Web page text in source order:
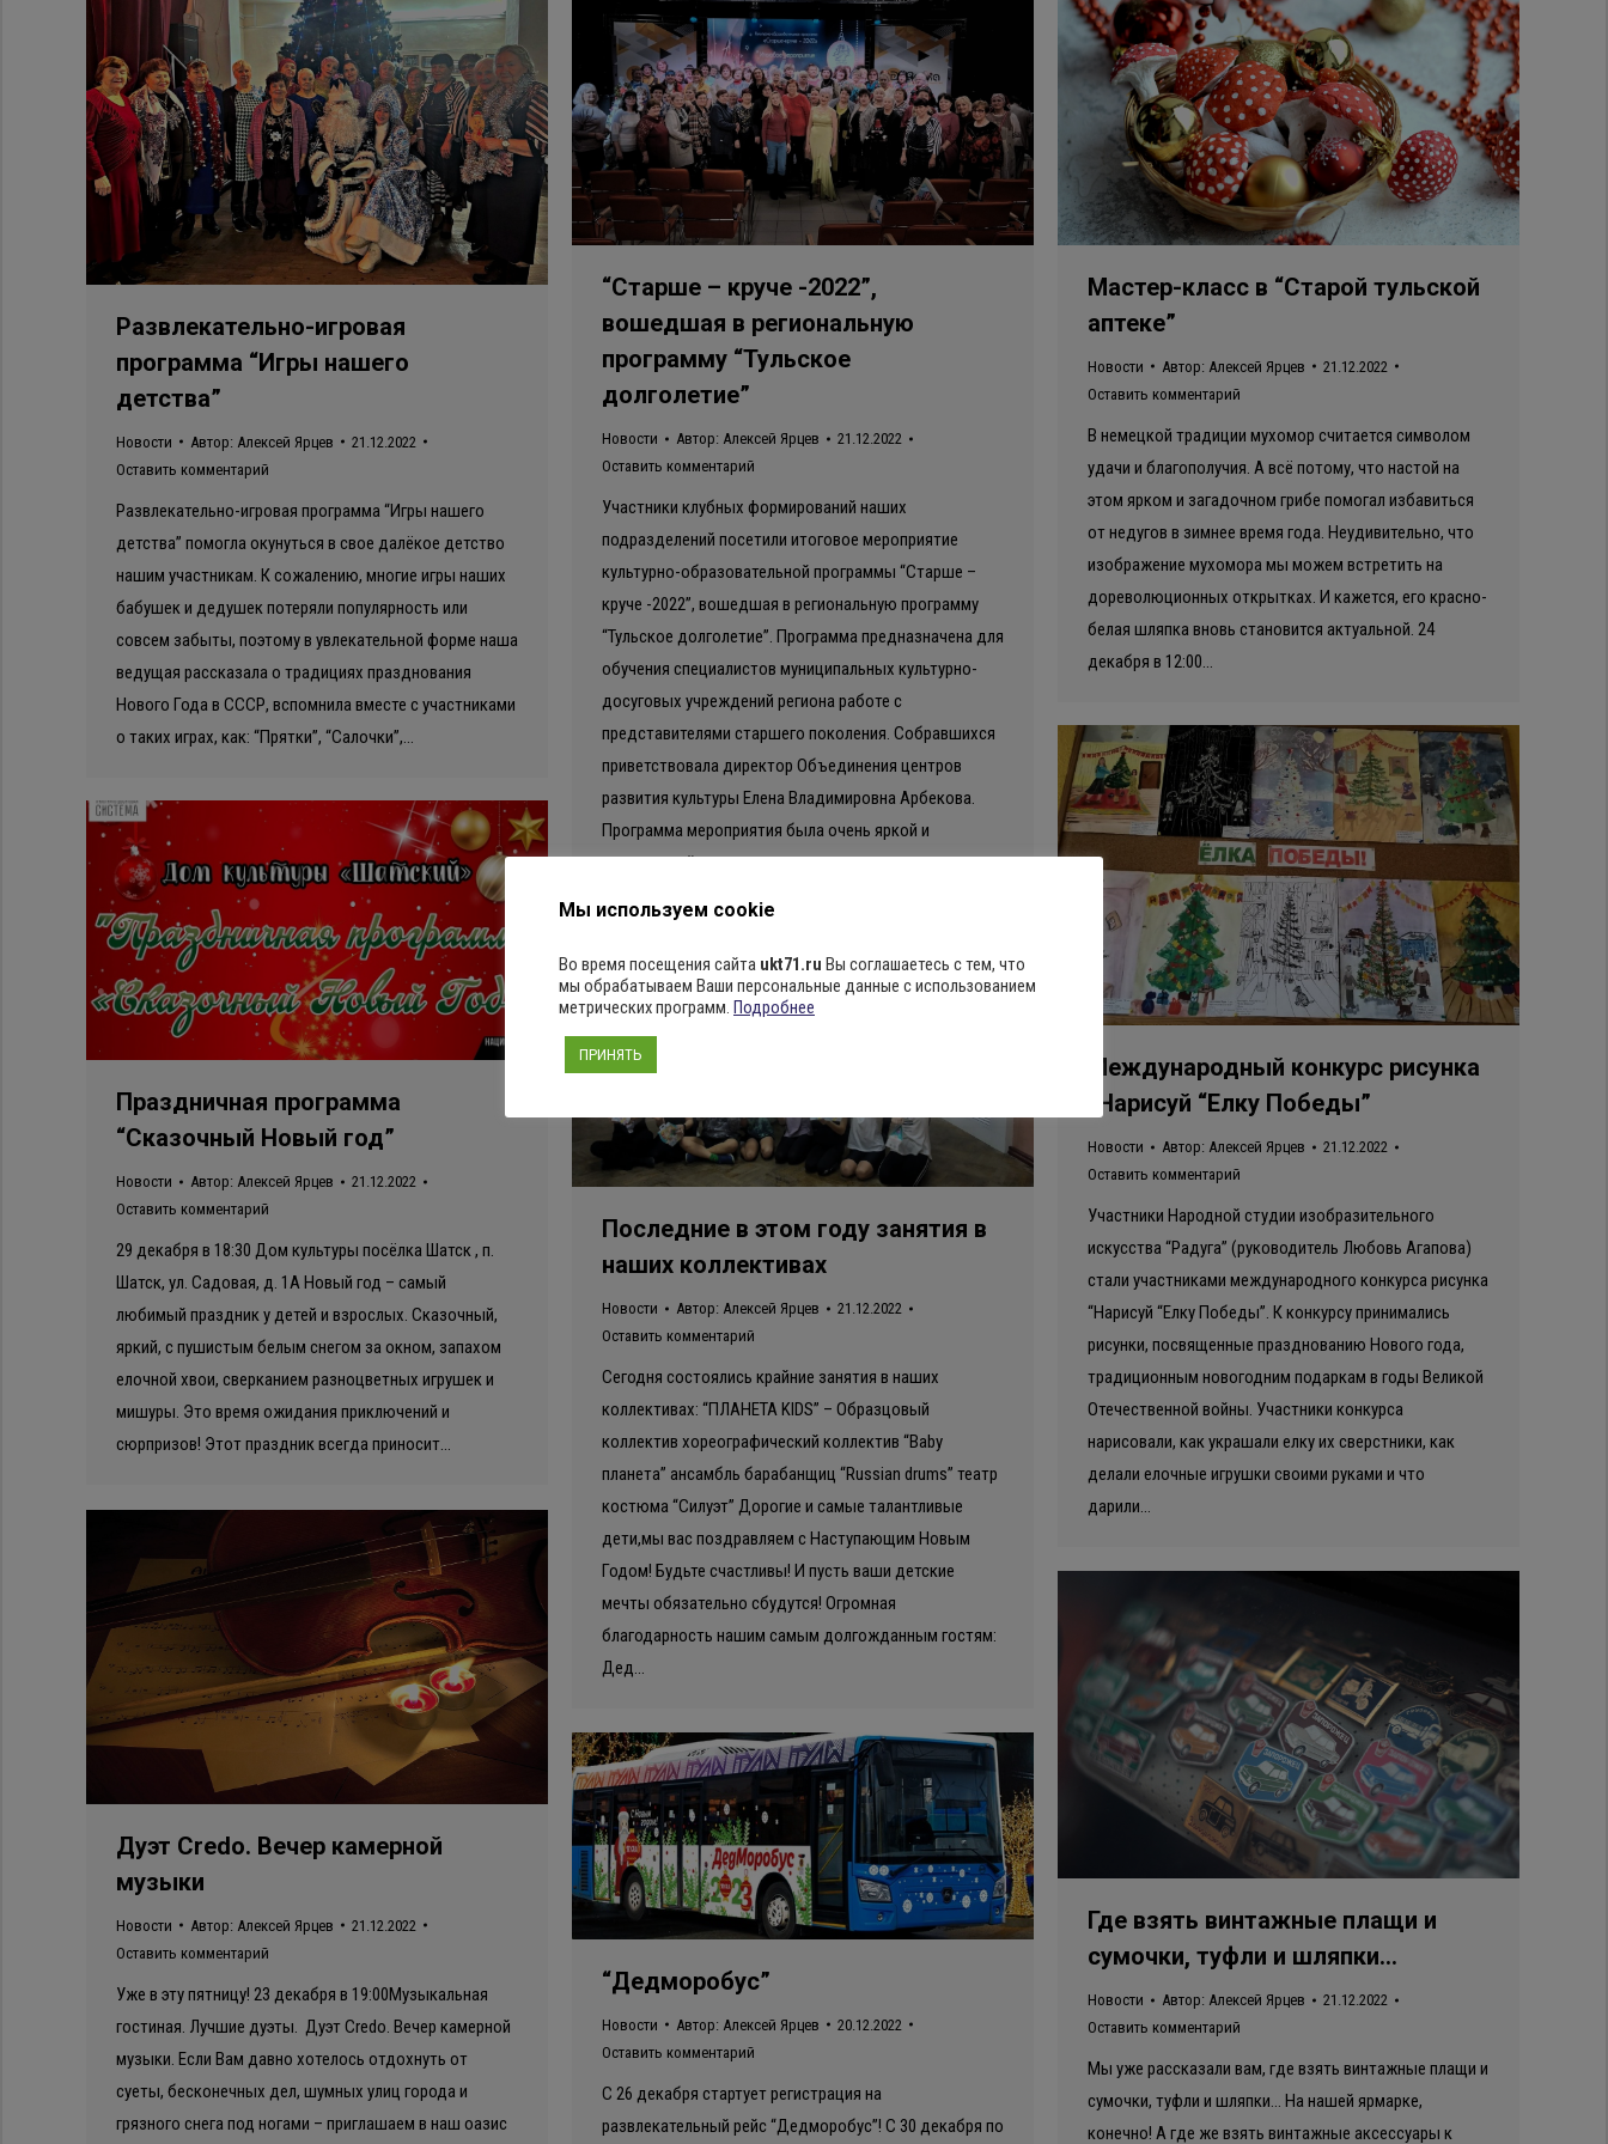
Развлекательно-игровая
программа “Игры нашего
детства”
Новости Автор: Алексей Ярцев
21.12.2022
Оставить комментарий
Развлекательно-игровая программа “Игры нашего
детства” помогла окунуться в свое далёкое детство
нашим участникам. К сожалению, многие игры наших
бабушек и дедушек потеряли популярность или
совсем забыты, поэтому в увлекательной форме наша
ведущая рассказала о традициях празднования
Нового Года в СССР, вспомнила вместе с участниками
о таких играх, как: “Прятки”, “Салочки”,…
“Старше – круче -2022”,
вошедшая в региональную
программу “Тульское
долголетие”
Новости Автор: Алексей Ярцев
21.12.2022
Оставить комментарий
Участники клубных формирований наших
подразделений посетили итоговое мероприятие
культурно-образовательной программы “Старше –
круче -2022”, вошедшая в региональную программу
“Тульское долголетие”. Программа предназначена для
обучения специалистов муниципальных культурно-
досуговых учреждений региона работе с
представителями старшего поколения. Собравшихся
приветствовала директор Объединения центров
развития культуры Елена Владимировна Арбекова.
Программа мероприятия была очень яркой и
насыщенной:…
Мастер-класс в “Старой тульской
аптеке”
Новости Автор: Алексей Ярцев
21.12.2022
Оставить комментарий
В немецкой традиции мухомор считается символом
удачи и благополучия. А всё потому, что настой на
этом ярком и загадочном грибе помогал избавиться
от недугов в зимнее время года. Неудивительно, что
изображение мухомора мы можем встретить на
дореволюционных открытках. И кажется, его красно-
белая шляпка вновь становится актуальной. 24
декабря в 12:00…
Международный конкурс рисунка
“Нарисуй “Елку Победы”
Новости Автор: Алексей Ярцев
21.12.2022
Оставить комментарий
Участники Народной студии изобразительного
искусства “Радуга” (руководитель Любовь Агапова)
стали участниками международного конкурса рисунка
“Нарисуй “Елку Победы”. К конкурсу принимались
рисунки, посвященные празднованию Нового года,
традиционным новогодним подаркам в годы Великой
Отечественной войны. Участники конкурса
нарисовали, как украшали елку их сверстники, как
делали елочные игрушки своими руками и что
дарили…
Праздничная программа
“Сказочный Новый год”
Новости Автор: Алексей Ярцев
21.12.2022
Оставить комментарий
29 декабря в 18:30 Дом культуры посёлка Шатск , п.
Шатск, ул. Садовая, д. 1А Новый год – самый
любимый праздник у детей и взрослых. Сказочный,
яркий, с пушистым белым снегом за окном, запахом
елочной хвои, сверканием разноцветных игрушек и
мишуры. Это время ожидания приключений и
сюрпризов! Этот праздник всегда приносит…
Последние в этом году занятия в
наших коллективах
Новости Автор: Алексей Ярцев
21.12.2022
Оставить комментарий
Сегодня состоялись крайние занятия в наших
коллективах: “ПЛАНЕТА KIDS” – Образцовый
коллектив хореографический коллектив “Baby
планета” ансамбль барабанщиц “Russian drums” театр
костюма “Силуэт” Дорогие и самые талантливые
дети,мы вас поздравляем с Наступающим Новым
Годом! Будьте счастливы! И пусть ваши детские
мечты обязательно сбудутся! Огромная
благодарность нашим самым долгожданным гостям:
Дед…
Дуэт Credo. Вечер камерной
музыки
Новости Автор: Алексей Ярцев
21.12.2022
Оставить комментарий
Уже в эту пятницу! 23 декабря в 19:00Музыкальная
гостиная. Лучшие дуэты. Дуэт Credo. Вечер камерной
музыки. Если Вам давно хотелось отдохнуть от
суеты, бесконечных дел, шумных улиц города и
грязного снега под ногами – приглашаем в наш оазис
Где взять винтажные плащи и
сумочки, туфли и шляпки…
Новости Автор: Алексей Ярцев
21.12.2022
Оставить комментарий
Мы уже рассказали вам, где взять винтажные плащи и
сумочки, туфли и шляпки… На нашей ярмарке,
конечно! А где же взять винтажные аксессуары к
“Дедморобус”
Новости Автор: Алексей Ярцев
20.12.2022
Оставить комментарий
С 26 декабря стартует регистрация на
развлекательный рейс “Дедморобус”! С 30 декабря по
Мы используем cookie
Во время посещения сайта ukt71.ru Вы соглашаетесь с тем, что
мы обрабатываем Ваши персональные данные с использованием
метрических программ. Подробнее
ПРИНЯТЬ